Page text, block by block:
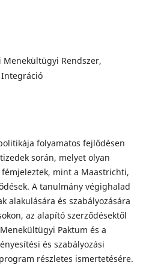
Menekültügyi Rendszer,
folyamatos fejlődésen
során, melyet olyan
mint a Maastrichti,
A tanulmány végighalad
alakulására és szabályozására
az alapító szerződésektől
Paktum és a
és szabályozási
részletes ismertetésére.